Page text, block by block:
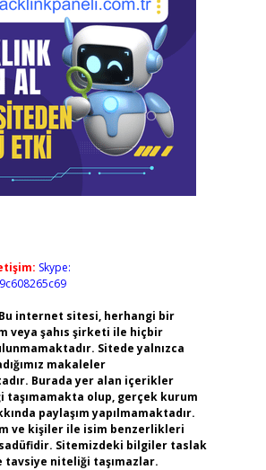
Skype:
Bu internet sitesi, herhangi bir
veya şahıs şirketi ile hiçbir
Sitede yalnızca
makaleler
Burada yer alan içerikler
taşımamakta olup, gerçek kurum
paylaşım yapılmamaktadır.
ve kişiler ile isim benzerlikleri
Sitemizdeki bilgiler taslak
tavsiye niteliği taşımazlar.